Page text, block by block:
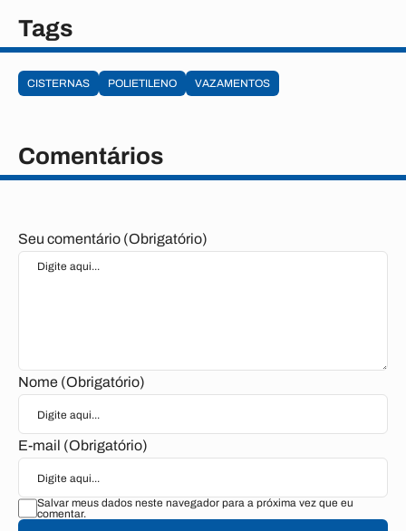
Tags
CISTERNAS POLIETILENO VAZAMENTOS
Comentários
Seu comentário (Obrigatório)
Nome (Obrigatório)
E-mail (Obrigatório)
Salvar meus dados neste navegador para a próxima vez que eu
comentar.